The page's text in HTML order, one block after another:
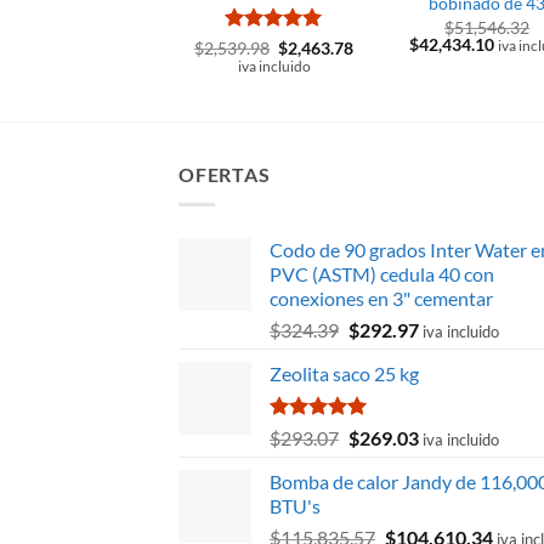
Valorado
con5de 5
$2,539.98 El
precio
$2,463.78El
iva incluido
$51,546.32
El
precio
$42,434.10Eliva
OFERTAS
Codo de 90 grados Inter Water
PVC (ASTM) cedula 40 con
conexiones en 3" cementar
$324.39 El
original
era:
$324.39.
$292.97El
actual
$292.97.
iva incluido
Zeolita saco 25 kg
Valorado
con
de 5
$293.07 El
original
$293.07.
$269.03El
actual
$269.03.
iva incluido
Bomba de calor Jandy de
BTU's
$115,835.57 El
$104,610.34Eliva